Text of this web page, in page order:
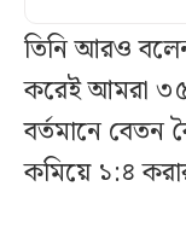
তিনি আরও
করেই আমরা ৩৫
বর্তমানে বেতন
কমিয়ে ১:৪